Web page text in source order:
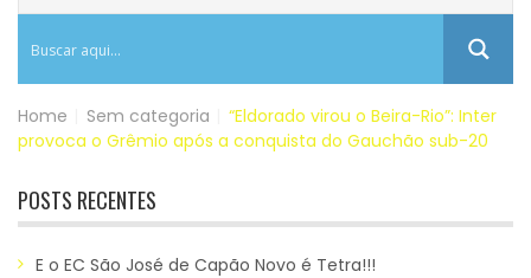
Home Sem categoria
“Eldorado virou o Beira-Rio”: Inter
provoca o Grêmio após a conquista do Gauchão sub-20
POSTS RECENTES
E o EC São José de Capão Novo é Tetra!!!